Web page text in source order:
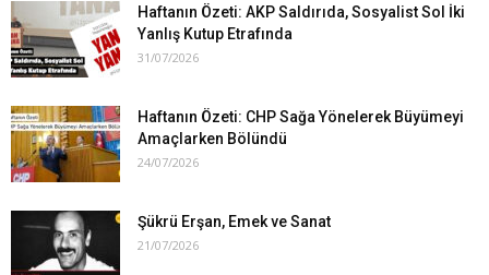
Haftanın Özeti: AKP Saldırıda, Sosyalist Sol İki
Yanlış Kutup Etrafında
31/07/2026
Haftanın Özeti: CHP Sağa Yönelerek Büyümeyi
Amaçlarken Bölündü
24/07/2026
Şükrü Erşan, Emek ve Sanat
21/07/2026